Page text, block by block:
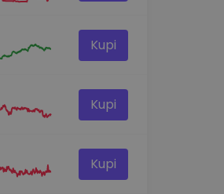
Kupi
Kupi
Kupi